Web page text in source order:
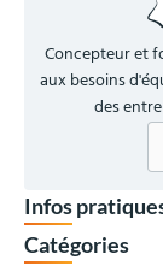
Concepteur et
aux besoins
des
Infos
Catégories